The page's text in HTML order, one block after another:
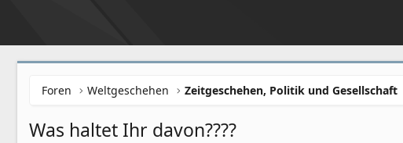
Foren Weltgeschehen Zeitgeschehen, Politik und Gesellschaft
Was haltet Ihr davon????